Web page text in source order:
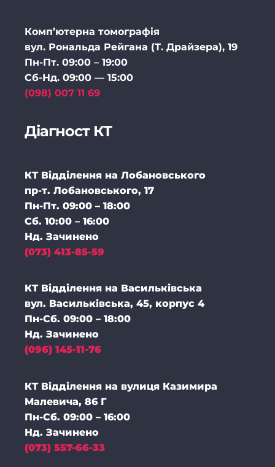
Комп’ютерна томографія
вул. Рональда Рейгана (Т. Драйзера), 19
Пн-Пт. 09:00 – 19:00
Сб-Нд. 09:00 — 15:00
(098) 007 11 69
Діагност КТ
КТ Відділення на Лобановського
пр-т. Лобановського, 17
Пн-Пт. 09:00 – 18:00
Сб. 10:00 – 16:00
Нд. Зачинено
(073) 413-85-59
КТ Відділення на Васильківська
вул. Васильківська, 45, корпус 4
Пн-Cб. 09:00 – 18:00
Нд. Зачинено
(096) 145-11-76
КТ Відділення на вулиця Казимира
Малевича, 86 Г
Пн-Cб. 09:00 – 16:00
Нд. Зачинено
(073) 557-66-33